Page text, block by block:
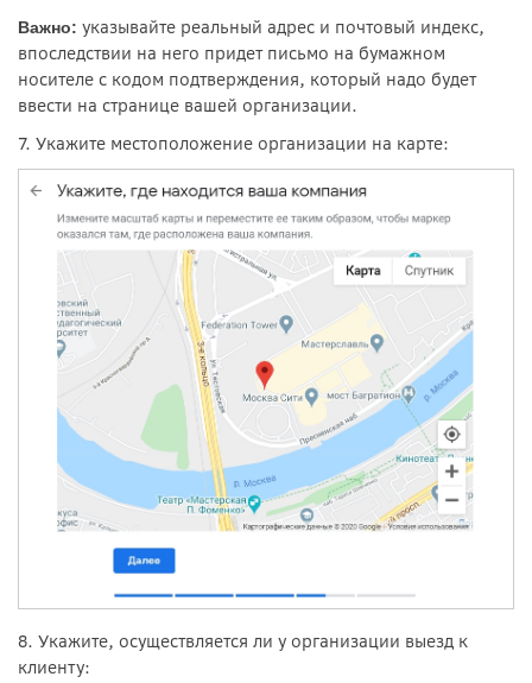
Важно: указывайте реальный адрес и почтовый индекс,
впоследствии на него придет письмо на бумажном
носителе с кодом подтверждения, который надо будет
ввести на странице вашей организации.
7. Укажите местоположение организации на карте:
8. Укажите, осуществляется ли у организации выезд к
клиенту: